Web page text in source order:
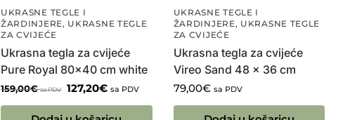
UKRASNE TEGLE I
ŽARDINJERE, UKRASNE TEGLE
ZA CVIJEĆE
Ukrasna tegla za cvijeće
Pure Royal 80×40 cm white
159,00€ sa PDV 127,20€ sa PDV
UKRASNE TEGLE I
ŽARDINJERE, UKRASNE TEGLE
ZA CVIJEĆE
Ukrasna tegla za cvijeće
Vireo Sand 48 x 36 cm
79,00€ sa PDV